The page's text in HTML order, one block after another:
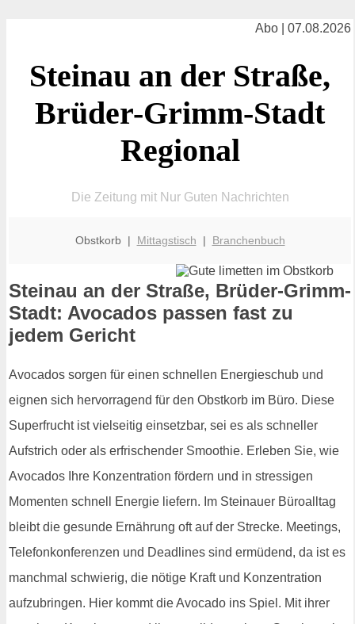
Abo | 07.08.2026
Steinau an der Straße,
Brüder-Grimm-Stadt
Regional
Die Zeitung mit Nur Guten Nachrichten
Obstkorb | Mittagstisch | Branchenbuch
Steinau an der Straße, Brüder-Grimm-
Stadt: Avocados passen fast zu
jedem Gericht
Avocados sorgen für einen schnellen Energieschub und
eignen sich hervorragend für den Obstkorb im Büro. Diese
Superfrucht ist vielseitig einsetzbar, sei es als schneller
Aufstrich oder als erfrischender Smoothie. Erleben Sie, wie
Avocados Ihre Konzentration fördern und in stressigen
Momenten schnell Energie liefern. Im Steinauer Büroalltag
bleibt die gesunde Ernährung oft auf der Strecke. Meetings,
Telefonkonferenzen und Deadlines sind ermüdend, da ist es
manchmal schwierig, die nötige Kraft und Konzentration
aufzubringen. Hier kommt die Avocado ins Spiel. Mit ihrer